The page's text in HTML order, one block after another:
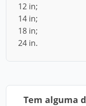
12 in;
14 in;
18 in;
24 in.
Tem alguma